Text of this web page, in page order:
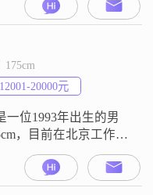
以前经常出差，如果
可以不出差。不喜欢
负责貌美如花，相夫
挣钱养家。希望未来
事，开朗，善解人
。累了，心累了，真
忙完了一天的工作回
亮着灯
175cm
12001-20000元
一位1993年出生的男
，目前在北京工作，
到20000元之间
有博士学位，这让我
中都更加注重细节和